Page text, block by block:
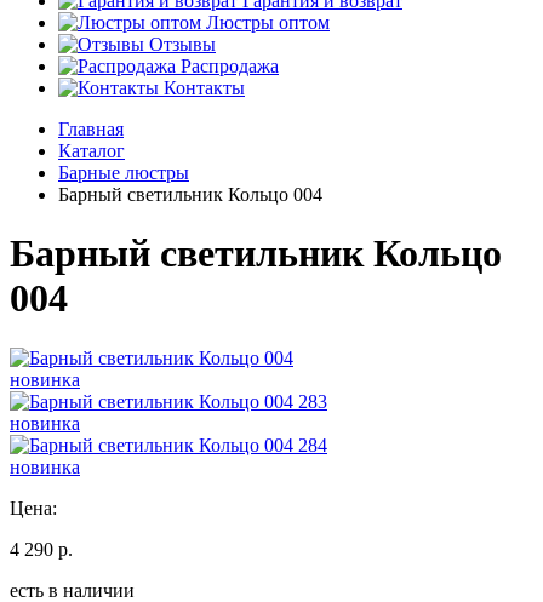
Люстры оптом
Отзывы
Распродажа
Контакты
Главная
Каталог
Барные люстры
Барный светильник Кольцо 004
Барный светильник Кольцо
004
новинка
новинка
новинка
Цена:
4 290 р.
есть в наличии